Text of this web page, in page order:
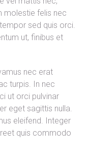
molestie felis nec
sed quis orci.
ut, finibus et
nec erat
turpis. In nec
ut orci pulvinar
eget sagittis nulla.
eleifend. Integer
quis commodo